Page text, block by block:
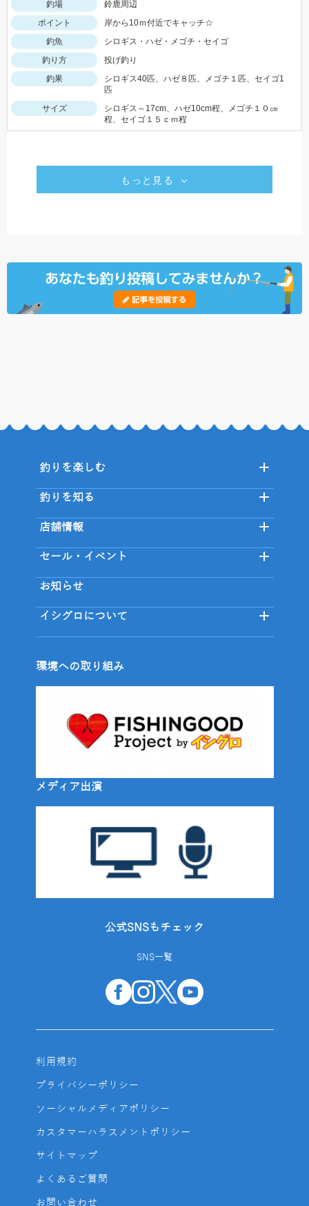
釣場
鈴鹿周辺
ポイント
岸から10ｍ付近でキャッチ☆
釣魚
シロギス・ハゼ・メゴチ・セイゴ
釣り方
投げ釣り
釣果
シロギス40匹、ハゼ８匹、メゴチ１匹、セイゴ1
匹
サイズ
シロギス～17cm、ハゼ10cm程、メゴチ１０㎝
程、セイゴ１５ｃｍ程
もっと見る
釣りを楽しむ
釣りを知る
店舗情報
セール・イベント
お知らせ
イシグロについて
環境への取り組み
メディア出演
公式SNSもチェック
SNS一覧
利用規約
プライバシーポリシー
ソーシャルメディアポリシー
カスタマーハラスメントポリシー
サイトマップ
よくあるご質問
お問い合わせ